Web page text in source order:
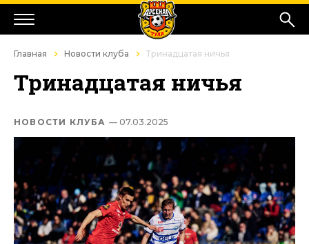
Главная Новости клуба Тринадцатая ничья
Тринадцатая ничья
НОВОСТИ КЛУБА — 07.03.2025